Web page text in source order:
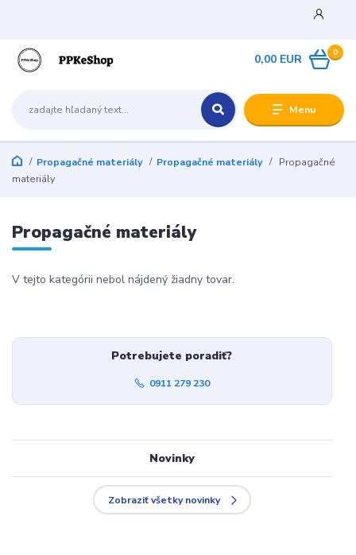
Menu
0
0,00 EUR
Propagačné materiály Propagačné materiály
Propagačné
materiály
Propagačné materiály
V tejto kategórii nebol nájdený žiadny tovar.
Potrebujete poradiť?
0911 279 230
Novinky
Zobraziť všetky novinky